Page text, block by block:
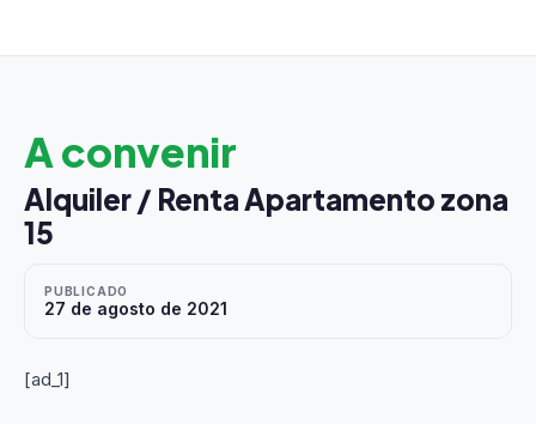
A convenir
Alquiler / Renta Apartamento zona
15
PUBLICADO
27 de agosto de 2021
[ad_1]